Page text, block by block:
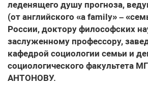
леденящего душу прогноза,
(от английского «a family» –
России, доктору философских
заслуженному профессору,
кафедрой социологии семьи и
социологического факультета
АНТОНОВУ.